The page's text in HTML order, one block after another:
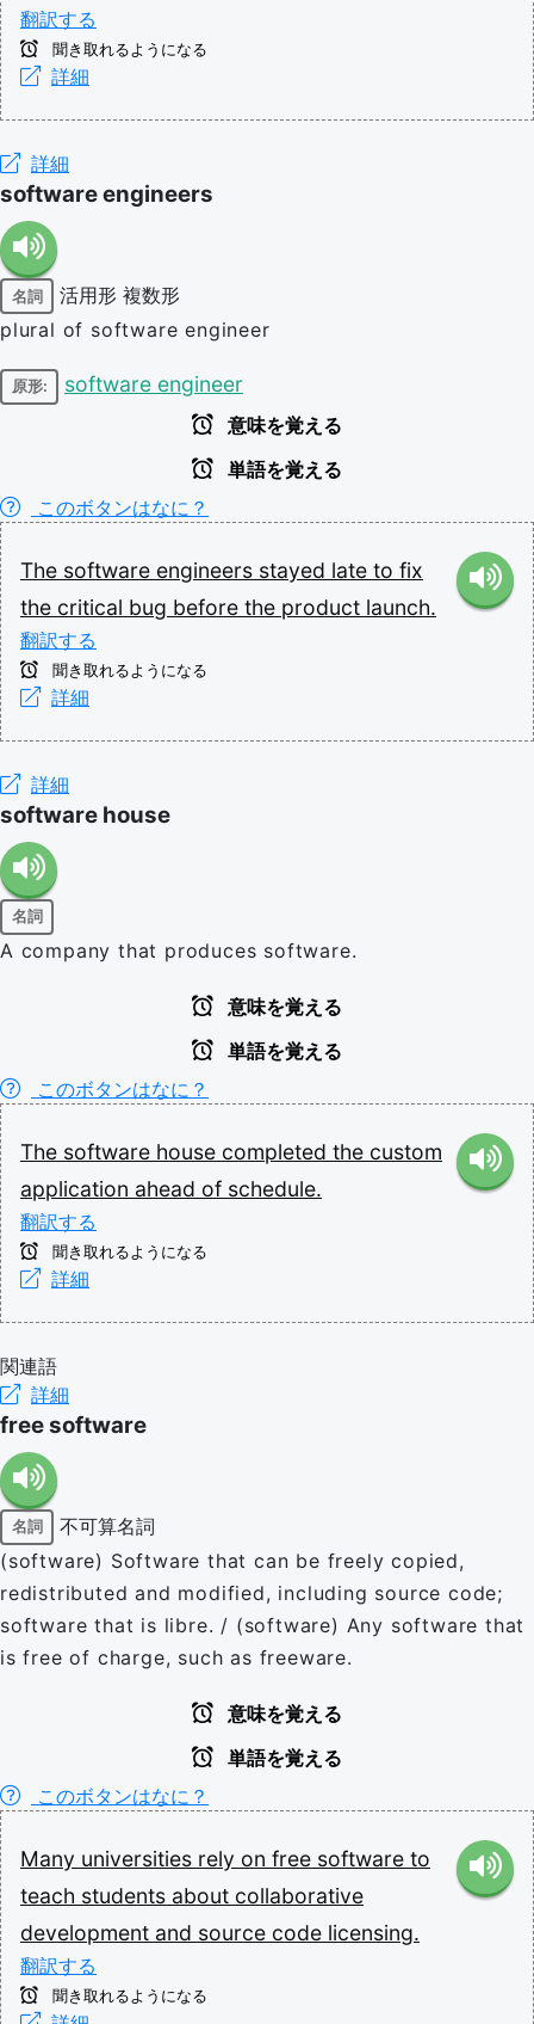
翻訳する
聞き取れるようになる
詳細
詳細
software engineers
名詞 活用形 複数形
plural of software engineer
原形: software engineer
意味を覚える
単語を覚える
このボタンはなに？
The software engineers stayed late to fix
the critical bug before the product launch.
翻訳する
聞き取れるようになる
詳細
詳細
software house
名詞
A company that produces software.
意味を覚える
単語を覚える
このボタンはなに？
The software house completed the custom
application ahead of schedule.
翻訳する
聞き取れるようになる
詳細
関連語
詳細
free software
名詞
不可算名詞
(software) Software that can be freely copied,
redistributed and modified, including source code;
software that is libre. / (software) Any software that
is free of charge, such as freeware.
意味を覚える
単語を覚える
このボタンはなに？
Many universities rely on free software to
teach students about collaborative
development and source code licensing.
翻訳する
聞き取れるようになる